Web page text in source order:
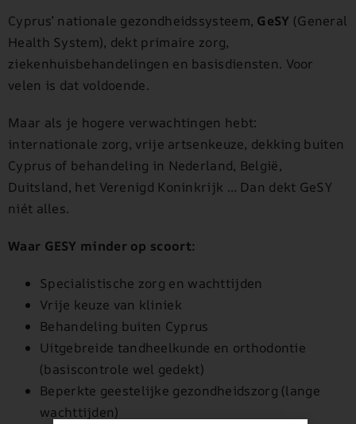
Cyprus’ nationale gezondheidssysteem, GeSY (General
Health System), dekt primaire zorg,
ziekenhuisbehandelingen en basisdiensten. Voor
velen is dat voldoende.
Maar als je hogere verwachtingen hebt:
internationale zorg, vrije artsenkeuze, dekking buiten
Cyprus of behandeling in Nederland, België,
Duitsland, het Verenigd Koninkrijk … Dan dekt GeSY
niét alles.
Waar GESY minder op scoort:
Specialistische zorg en wachttijden
Vrije keuze van kliniek
Behandeling buiten Cyprus
Uitgebreide tandheelkunde en orthodontie
(basiscontrole wel gedekt)
Beperkte geestelijke gezondheidszorg (lange
wachttijden)